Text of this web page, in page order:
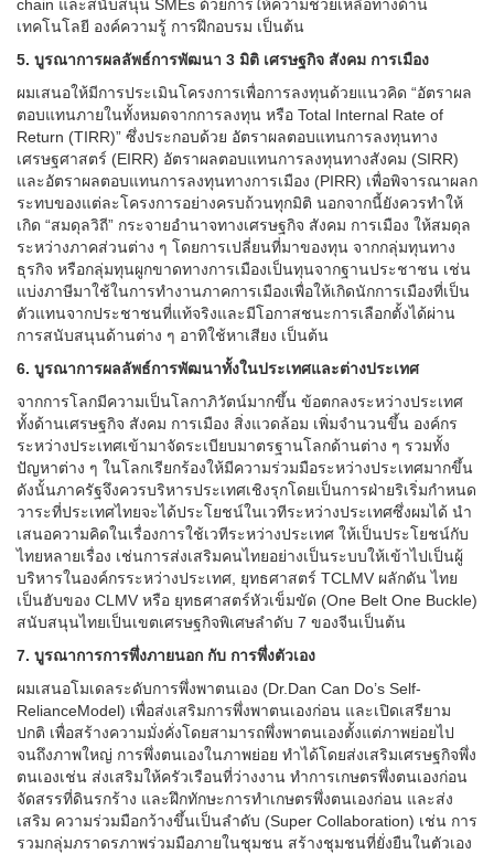
chain และสนับสนุน SMEs ด้วยการให้ความช่วยเหลือทางด้าน
เทคโนโลยี องค์ความรู้ การฝึกอบรม เป็นต้น
5. บูรณาการผลลัพธ์การพัฒนา 3 มิติ เศรษฐกิจ สังคม การเมือง
ผมเสนอให้มีการประเมินโครงการเพื่อการลงทุนด้วยแนวคิด “อัตราผล
ตอบแทนภายในทั้งหมดจากการลงทุน หรือ Total Internal Rate of
Return (TIRR)” ซึ่งประกอบด้วย อัตราผลตอบแทนการลงทุนทาง
เศรษฐศาสตร์ (EIRR) อัตราผลตอบแทนการลงทุนทางสังคม (SIRR)
และอัตราผลตอบแทนการลงทุนทางการเมือง (PIRR) เพื่อพิจารณาผลก
ระทบของแต่ละโครงการอย่างครบถ้วนทุกมิติ นอกจากนี้ยังควรทำให้
เกิด “สมดุลวิถี” กระจายอำนาจทางเศรษฐกิจ สังคม การเมือง ให้สมดุล
ระหว่างภาคส่วนต่าง ๆ โดยการเปลี่ยนที่มาของทุน จากกลุ่มทุนทาง
ธุรกิจ หรือกลุ่มทุนผูกขาดทางการเมืองเป็นทุนจากฐานประชาชน เช่น
แบ่งภาษีมาใช้ในการทำงานภาคการเมืองเพื่อให้เกิดนักการเมืองที่เป็น
ตัวแทนจากประชาชนที่แท้จริงและมีโอกาสชนะการเลือกตั้งได้ผ่าน
การสนับสนุนด้านต่าง ๆ อาทิใช้หาเสียง เป็นต้น
6. บูรณาการผลลัพธ์การพัฒนาทั้งในประเทศและต่างประเทศ
จากการโลกมีความเป็นโลกาภิวัตน์มากขึ้น ข้อตกลงระหว่างประเทศ
ทั้งด้านเศรษฐกิจ สังคม การเมือง สิ่งแวดล้อม เพิ่มจำนวนขึ้น องค์กร
ระหว่างประเทศเข้ามาจัดระเบียบมาตรฐานโลกด้านต่าง ๆ รวมทั้ง
ปัญหาต่าง ๆ ในโลกเรียกร้องให้มีความร่วมมือระหว่างประเทศมากขึ้น
ดังนั้นภาครัฐจึงควรบริหารประเทศเชิงรุกโดยเป็นการฝ่ายริเริ่มกำหนด
วาระที่ประเทศไทยจะได้ประโยชน์ในเวทีระหว่างประเทศซึ่งผมได้ นำ
เสนอความคิดในเรื่องการใช้เวทีระหว่างประเทศ ให้เป็นประโยชน์กับ
ไทยหลายเรื่อง เช่นการส่งเสริมคนไทยอย่างเป็นระบบให้เข้าไปเป็นผู้
บริหารในองค์กรระหว่างประเทศ, ยุทธศาสตร์ TCLMV ผลักดัน ไทย
เป็นฮับของ CLMV หรือ ยุทธศาสตร์หัวเข็มขัด (One Belt One Buckle)
สนับสนุนไทยเป็นเขตเศรษฐกิจพิเศษลำดับ 7 ของจีนเป็นต้น
7. บูรณาการการพึ่งภายนอก กับ การพึ่งตัวเอง
ผมเสนอโมเดลระดับการพึ่งพาตนเอง (Dr.Dan Can Do’s Self-
RelianceModel) เพื่อส่งเสริมการพึ่งพาตนเองก่อน และเปิดเสรียาม
ปกติ เพื่อสร้างความมั่งคั่งโดยสามารถพึ่งพาตนเองตั้งแต่ภาพย่อยไป
จนถึงภาพใหญ่ การพึ่งตนเองในภาพย่อย ทำได้โดยส่งเสริมเศรษฐกิจพึ่ง
ตนเองเช่น ส่งเสริมให้ครัวเรือนที่ว่างงาน ทำการเกษตรพึ่งตนเองก่อน
จัดสรรที่ดินรกร้าง และฝึกทักษะการทำเกษตรพึ่งตนเองก่อน และส่ง
เสริม ความร่วมมือกว้างขึ้นเป็นลำดับ (Super Collaboration) เช่น การ
รวมกลุ่มภราดรภาพร่วมมือภายในชุมชน สร้างชุมชนที่ยั่งยืนในตัวเอง